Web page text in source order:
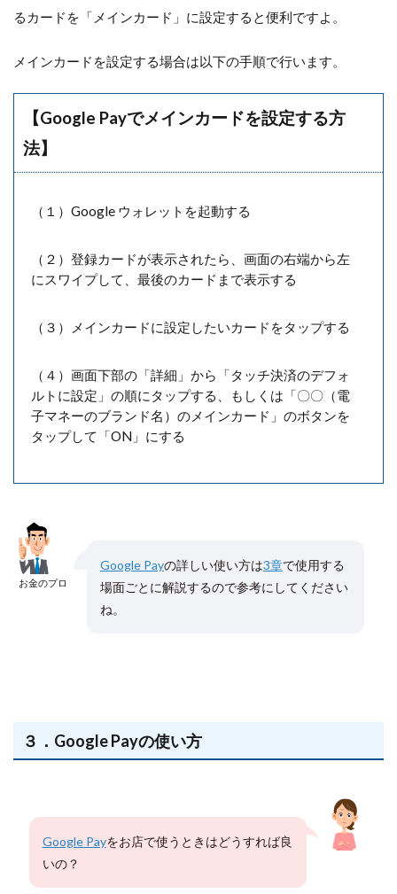
るカードを「メインカード」に設定すると便利ですよ。
メインカードを設定する場合は以下の手順で行います。
【Google Payでメインカードを設定する方
法】
（１）Google ウォレットを起動する
（２）登録カードが表示されたら、画面の右端から左
にスワイプして、最後のカードまで表示する
（３）メインカードに設定したいカードをタップする
（４）画面下部の「詳細」から「タッチ決済のデフォ
ルトに設定」の順にタップする、もしくは「〇〇（電
子マネーのブランド名）のメインカード」のボタンを
タップして「ON」にする
お金のプロ
Google Payの詳しい使い方は3章で使用する
場面ごとに解説するので参考にしてください
ね。
３．Google Payの使い方
Google Payをお店で使うときはどうすれば良
いの？